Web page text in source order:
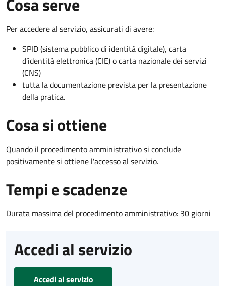
Per accedere al servizio, assicurati di avere:
SPID (sistema pubblico di identità digitale), carta
d’identità elettronica (CIE) o carta nazionale dei servizi
(CNS)
tutta la documentazione prevista per la presentazione
della pratica.
Cosa si ottiene
Quando il procedimento amministrativo si conclude
positivamente si ottiene l'accesso al servizio.
Tempi e scadenze
Durata massima del procedimento amministrativo: 30 giorni
Accedi al servizio
Accedi al servizio